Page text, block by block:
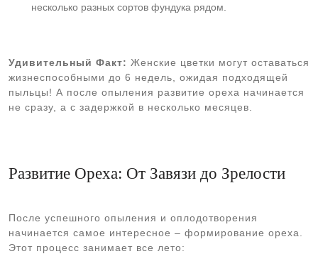
несколько разных сортов фундука рядом.
Удивительный Факт: Женские цветки могут оставаться
жизнеспособными до 6 недель, ожидая подходящей
пыльцы! А после опыления развитие ореха начинается
не сразу, а с задержкой в несколько месяцев.
Развитие Ореха: От Завязи до Зрелости
После успешного опыления и оплодотворения
начинается самое интересное – формирование ореха.
Этот процесс занимает все лето: